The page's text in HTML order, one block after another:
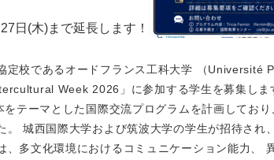
日(木)まで延長します！
定校であるオードフランス工科大学 （
Week 2026」に参加する学生を募集しま
をテーマとした国際交流プログラムを計画してお
。 城西国際大学および筑波大学の学生が招待され
、多文化環境におけるコミュニケーション能力、